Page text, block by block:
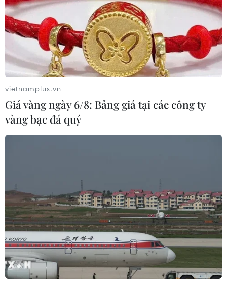
vietnamplus.vn
Giá vàng ngày 6/8: Bảng giá tại các công ty
vàng bạc đá quý